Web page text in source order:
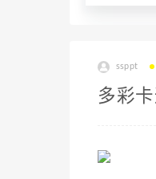
ssppt
多彩